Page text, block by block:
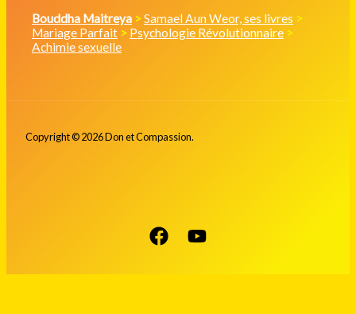
Bouddha Maitreya >Samael Aun Weor, ses livres >
Mariage Parfait > Psychologie Révolutionnaire >
Achimie sexuelle
Copyright © 2026 Don et Compassion.